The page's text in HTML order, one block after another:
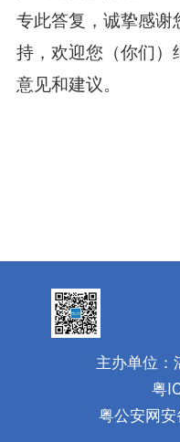
专此答复，诚挚感
持，欢迎您（你们
意见和建议。
主办单位：
粤
粤公安网安